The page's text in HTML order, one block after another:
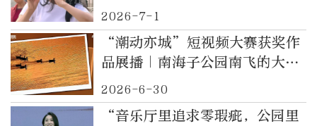
感拉满
2026-7-1
“潮动亦城”短视频大赛获奖作
品展播｜南海子公园南飞的大雁
开始回归
2026-6-30
“音乐厅里追求零瑕疵，公园里